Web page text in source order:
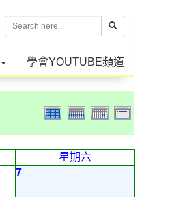
學會YOUTUBE頻道
星期六
7